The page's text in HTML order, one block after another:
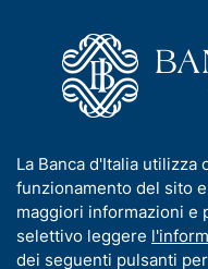
n
u
d
i
n
o
m
g
e
Pubblicazioni
Interventi degli altri
L'innovazione tecnologica
le sfide per la tutela
I
n
f
o
r
La Banca d'Italia
funzionamento del sito
maggiori informazioni e
selettivo leggere
dei seguenti pulsanti